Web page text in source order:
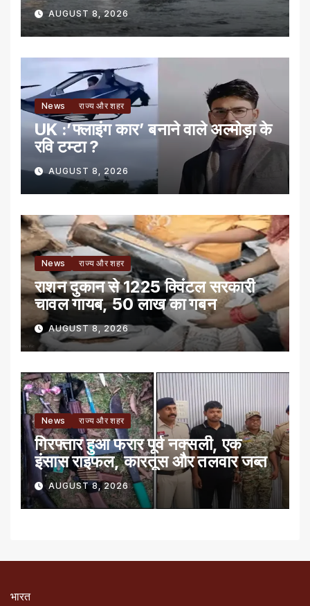
AUGUST 8, 2026
News राज्य और शहर
UK :’फ्लाइंग कार’ बनाने वाले अल्मोड़ा के
रवि टम्टा ?
AUGUST 8, 2026
News राज्य और शहर
राशन दुकान से 1225 क्विंटल सरकारी
चावल गायब, 50 लाख का गबन
AUGUST 8, 2026
News राज्य और शहर
गिरफ्तार हुआ फरार पूर्व नक्सली, एक
इंसास राइफल, कारतूस और तलवार जब्त
AUGUST 8, 2026
भारत